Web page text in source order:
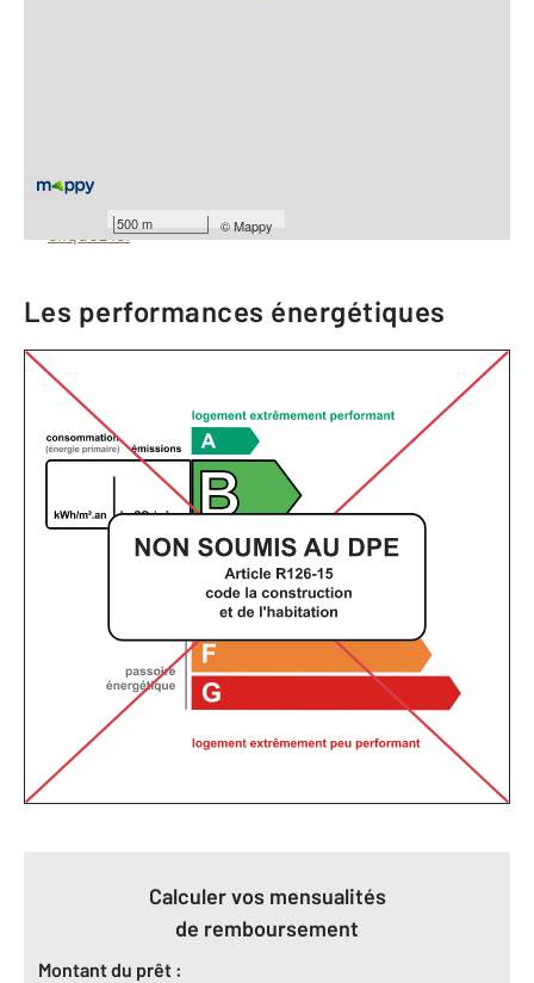
500 m ©Mappy
Barèmes d'honoraires de l'agence
cliquez ici
Les performances énergétiques
Calculer vos mensualités
de remboursement
Montant du prêt :